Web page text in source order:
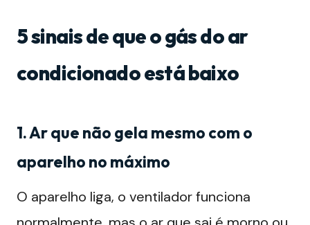
5 sinais de que o gás do ar
condicionado está baixo
1. Ar que não gela mesmo com o
aparelho no máximo
O aparelho liga, o ventilador funciona